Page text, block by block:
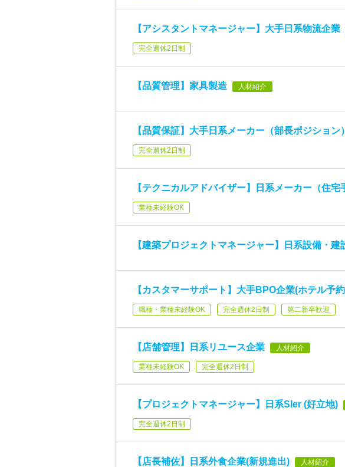
【アシスタントマネージャー】大手日系物流企業
完全週休2日制
【品質管理】家具製造 人材紹介
【品質保証】大手日系メーカー（部長ポジション）
完全週休2日制
【テクニカルアドバイザー】日系メーカー（住宅
業種未経験OK
【建築プロジェクトマネージャー】日系設備・建
【カスタマーサポート】大手BPO企業(ホテル予
職種・業種未経験OK 完全週休2日制 第二新卒歓迎
【店舗管理】日系リユース企業 人材紹介
業種未経験OK 完全週休2日制
【プロジェクトマネージャー】日系SIer (好立地)
完全週休2日制
【店長補佐】日系外食企業(新規進出) 人材紹介